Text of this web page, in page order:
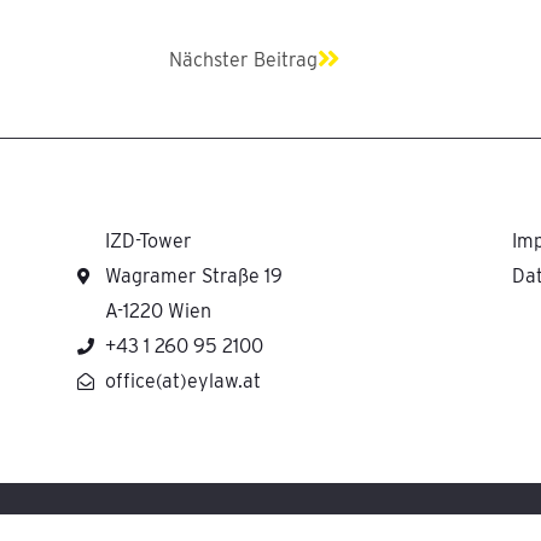
Nächster Beitrag
IZD-Tower
Wagramer Straße 19
A-1220 Wien
+43 1 260 95 2100
office(at)eylaw.at